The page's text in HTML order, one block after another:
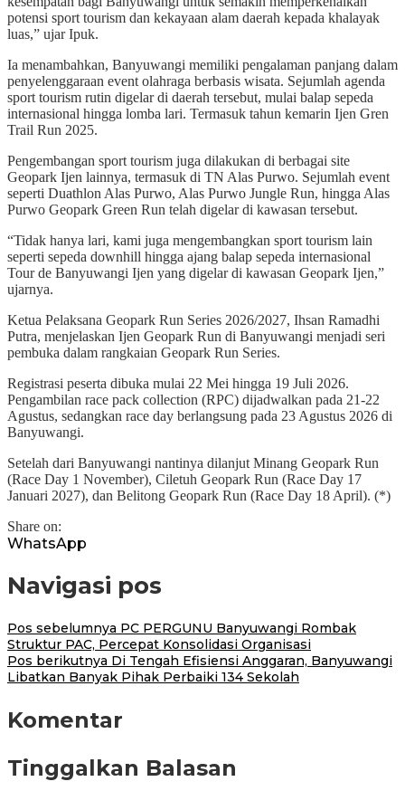
potensi sport tourism dan kekayaan alam daerah kepada khalayak
luas,” ujar Ipuk.
Ia menambahkan, Banyuwangi memiliki pengalaman panjang dalam
penyelenggaraan event olahraga berbasis wisata. Sejumlah agenda
sport tourism rutin digelar di daerah tersebut, mulai balap sepeda
internasional hingga lomba lari. Termasuk tahun kemarin Ijen Gren
Trail Run 2025.
Pengembangan sport tourism juga dilakukan di berbagai site
Geopark Ijen lainnya, termasuk di TN Alas Purwo. Sejumlah event
seperti Duathlon Alas Purwo, Alas Purwo Jungle Run, hingga Alas
Purwo Geopark Green Run telah digelar di kawasan tersebut.
“Tidak hanya lari, kami juga mengembangkan sport tourism lain
seperti sepeda downhill hingga ajang balap sepeda internasional
Tour de Banyuwangi Ijen yang digelar di kawasan Geopark Ijen,”
ujarnya.
Ketua Pelaksana Geopark Run Series 2026/2027, Ihsan Ramadhi
Putra, menjelaskan Ijen Geopark Run di Banyuwangi menjadi seri
pembuka dalam rangkaian Geopark Run Series.
Registrasi peserta dibuka mulai 22 Mei hingga 19 Juli 2026.
Pengambilan race pack collection (RPC) dijadwalkan pada 21-22
Agustus, sedangkan race day berlangsung pada 23 Agustus 2026 di
Banyuwangi.
Setelah dari Banyuwangi nantinya dilanjut Minang Geopark Run
(Race Day 1 November), Ciletuh Geopark Run (Race Day 17
Januari 2027), dan Belitong Geopark Run (Race Day 18 April). (*)
Share on:
WhatsApp
Navigasi pos
Pos sebelumnya PC PERGUNU Banyuwangi Rombak
Struktur PAC, Percepat Konsolidasi Organisasi
Pos berikutnya Di Tengah Efisiensi Anggaran, Banyuwangi
Libatkan Banyak Pihak Perbaiki 134 Sekolah
Komentar
Tinggalkan Balasan